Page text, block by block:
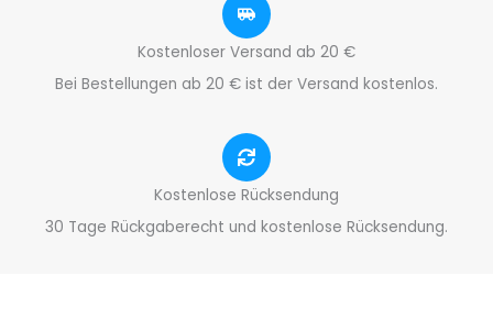
Kostenloser Versand ab 20 €
Bei Bestellungen ab 20 € ist der Versand kostenlos.
Kostenlose Rücksendung
30 Tage Rückgaberecht und kostenlose Rücksendung.